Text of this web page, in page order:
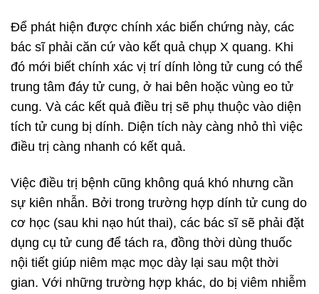
Để phát hiện được chính xác biến chứng này, các
bác sĩ phải căn cứ vào kết quả chụp X quang. Khi
đó mới biết chính xác vị trí dính lòng tử cung có thể
trung tâm đáy tử cung, ở hai bên hoặc vùng eo tử
cung. Và các kết quả điều trị sẽ phụ thuộc vào diện
tích tử cung bị dính. Diện tích này càng nhỏ thì việc
điều trị càng nhanh có kết quả.
Việc điều trị bệnh cũng không quá khó nhưng cần
sự kiên nhẫn. Bởi trong trường hợp dính tử cung do
cơ học (sau khi nạo hút thai), các bác sĩ sẽ phải đặt
dụng cụ tử cung để tách ra, đồng thời dùng thuốc
nội tiết giúp niêm mạc mọc dày lại sau một thời
gian. Với những trường hợp khác, do bị viêm nhiễm